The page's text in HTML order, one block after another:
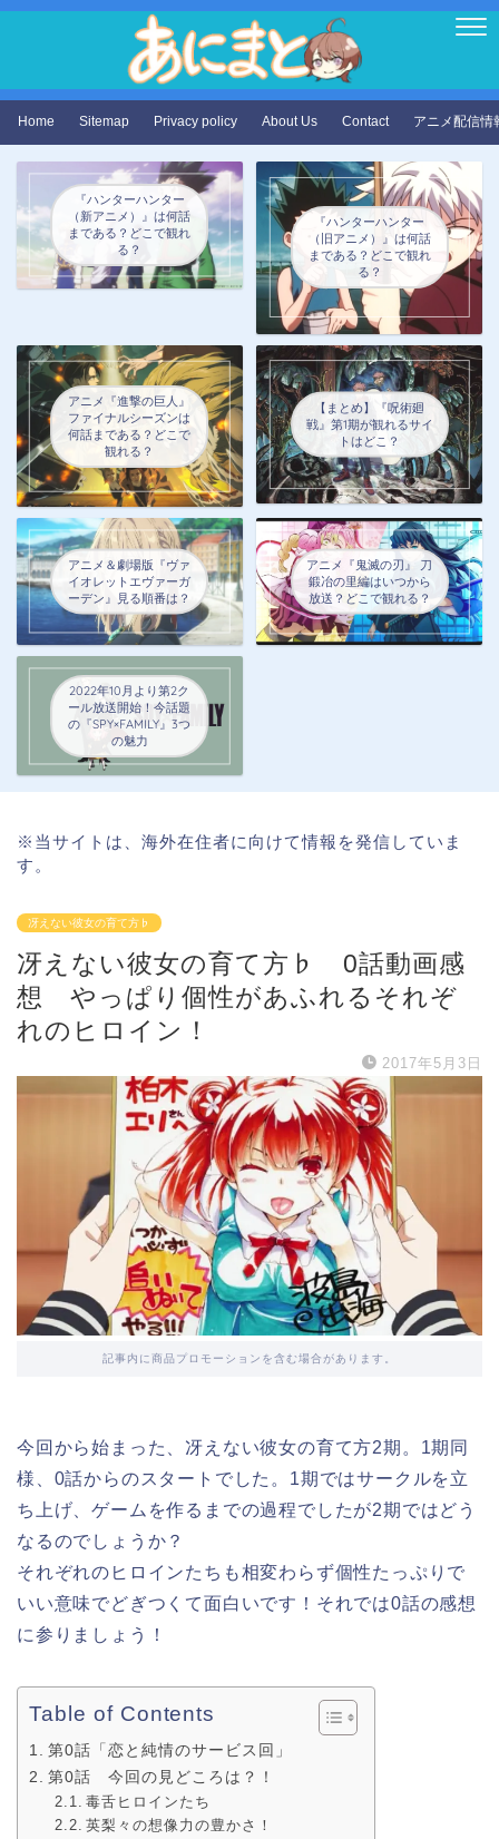
Home Sitemap Privacy policy About Us Contact アニメ配信情
『ハンターハンター
（新アニメ）』は何話
まである？どこで観れ
る？
『ハンターハンター
（旧アニメ）』は何話
まである？どこで観れ
る？
アニメ『進撃の巨人』
ファイナルシーズンは
何話まである？どこで
観れる？
【まとめ】『呪術廻
戦』第1期が観れるサイ
トはどこ？
アニメ＆劇場版『ヴァ
イオレットエヴァーガ
ーデン』見る順番は？
アニメ『鬼滅の刃』 刀
鍛冶の里編はいつから
放送？どこで観れる？
2022年10月より第2ク
ール放送開始！今話題
の『SPY×FAMILY』3つ
の魅力
※当サイトは、海外在住者に向けて情報を発信していま
す。
冴えない彼女の育て方♭
冴えない彼女の育て方♭ 0話動画感
想 やっぱり個性があふれるそれぞ
れのヒロイン！
2017年5月3日
記事内に商品プロモーションを含む場合があります。
今回から始まった、冴えない彼女の育て方2期。1期同
様、0話からのスタートでした。1期ではサークルを立
ち上げ、ゲームを作るまでの過程でしたが2期ではどう
なるのでしょうか？
それぞれのヒロインたちも相変わらず個性たっぷりで
いい意味でどぎつくて面白いです！それでは0話の感想
に参りましょう！
Table of Contents
第0話「恋と純情のサービス回」
第0話 今回の見どころは？！
毒舌ヒロインたち
英梨々の想像力の豊かさ！